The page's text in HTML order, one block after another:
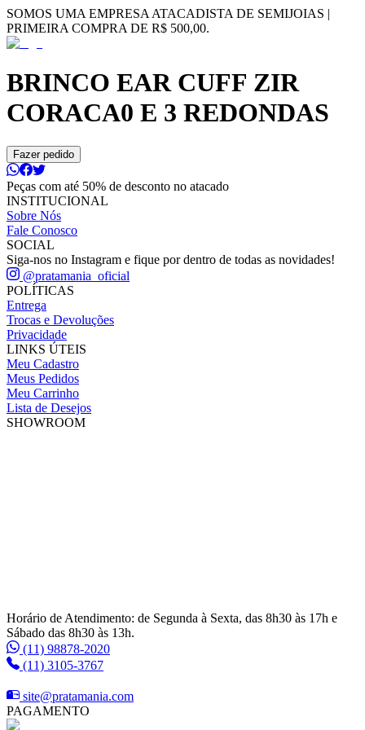
SOMOS UMA EMPRESA ATACADISTA DE SEMIJOIAS |
PRIMEIRA COMPRA DE R$ 500,00.
BRINCO EAR CUFF ZIR
CORACA0 E 3 REDONDAS
Fazer pedido
Peças com até 50% de desconto no atacado
INSTITUCIONAL
Sobre Nós
Fale Conosco
SOCIAL
Siga-nos no Instagram e fique por dentro de todas as novidades!
@pratamania_oficial
POLÍTICAS
Entrega
Trocas e Devoluções
Privacidade
LINKS ÚTEIS
Meu Cadastro
Meus Pedidos
Meu Carrinho
Lista de Desejos
SHOWROOM
Horário de Atendimento: de Segunda à Sexta, das 8h30 às 17h e
Sábado das 8h30 às 13h.
(11) 98878-2020
(11) 3105-3767
site@pratamania.com
PAGAMENTO